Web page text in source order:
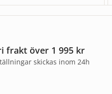
frakt över 1 995 kr
skickas inom 24h